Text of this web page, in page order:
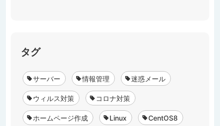
タグ
サーバー 情報管理 迷惑メール
ウィルス対策 コロナ対策
ホームページ作成 Linux CentOS8